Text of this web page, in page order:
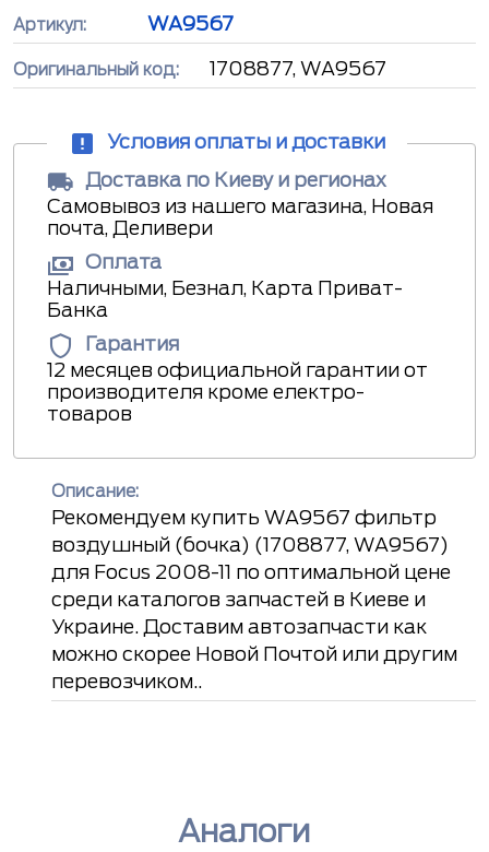
Артикул: WA9567
Оригинальный код: 1708877, WA9567
Условия оплаты и доставки
Доставка по Киеву и регионах
Самовывоз из нашего магазина, Новая
почта, Деливери
Оплата
Наличными, Безнал, Карта Приват-
Банка
Гарантия
12 месяцев официальной гарантии от
производителя кроме електро-
товаров
Описание:
Рекомендуем купить WA9567 фильтр
воздушный (бочка) (1708877, WA9567)
для Focus 2008-11 по оптимальной цене
среди каталогов запчастей в Киеве и
Украине. Доставим автозапчасти как
можно скорее Новой Почтой или другим
перевозчиком..
Аналоги